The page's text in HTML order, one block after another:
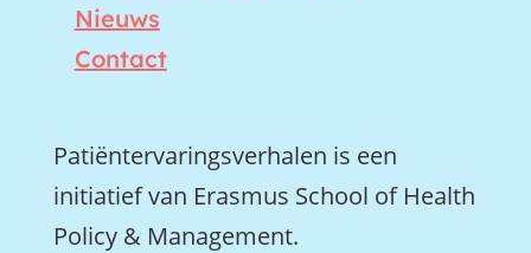
Nieuws
Contact
Patiëntervaringsverhalen is een
initiatief van Erasmus School of Health
Policy & Management.